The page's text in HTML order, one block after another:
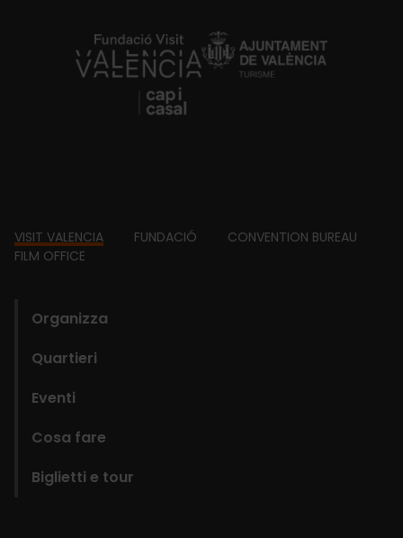
https://fundacion.visitvalencia.com/
Footer
VISIT VALENCIA FUNDACIÓ
CONVENTION BUREAU
FILM OFFICE
Organizza
Quartieri
Eventi
Cosa fare
Biglietti e tour